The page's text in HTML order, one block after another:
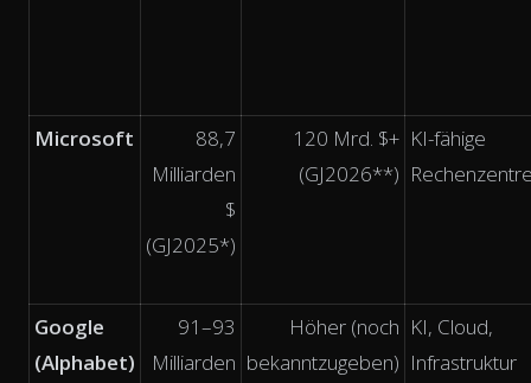
Microsoft
88,7
Milliarden
$
(GJ2025*)
120 Mrd. $+
(GJ2026**)
KI-fähige
Google
(Alphabet)
91–93
Milliarden
Höher (noch
bekanntzugeben)
KI, Cloud,
Infrastruktur